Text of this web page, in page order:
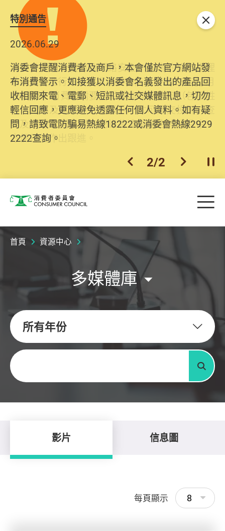
特別通告
2026.06.29
消委會提醒消費者及商戶，本會僅於官方網站發
布消費警示。如接獲以消委會名義發出的產品回
收相關來電、電郵、短訊或社交媒體訊息，切勿
輕信回應，更應避免透露任何個人資料。如有疑
問，請致電防騙易熱線18222或消委會熱線2929
2222查詢。
2025.10.31
為提升使用者體驗及網絡安全，本會的投訴處理
系統已經進行升級及推出新功能。由2025年11月
10日起，消費者需要提供基本聯絡資料（包括姓
名、電郵及電話）註冊帳戶，才可提交投訴、查
詢及建議。所有提交紀錄將清晰整合於帳戶中，
方便日後作出跟進。
上一個
2/2 下一個開
關閉
消費者委員會 目
首頁 資源中心
多媒體庫
所有年份
關鍵字
搜尋
影片 信息圖
每頁顯示 8